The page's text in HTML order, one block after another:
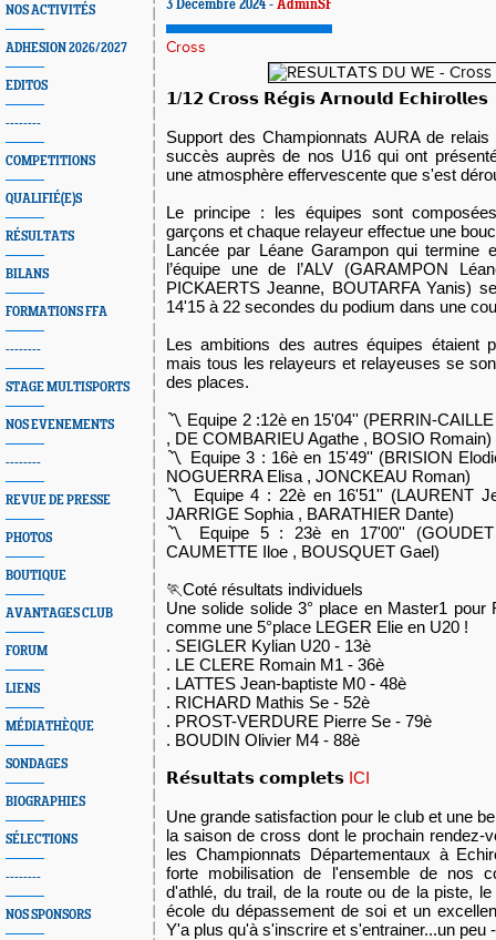
NOS ACTIVITÉS
ADHESION 2026/2027
EDITOS
--------
COMPETITIONS
QUALIFIÉ(E)S
RÉSULTATS
BILANS
FORMATIONS FFA
--------
STAGE MULTISPORTS
NOS EVENEMENTS
--------
REVUE DE PRESSE
PHOTOS
BOUTIQUE
AVANTAGES CLUB
FORUM
LIENS
MÉDIATHÈQUE
SONDAGES
BIOGRAPHIES
SÉLECTIONS
--------
NOS SPONSORS
3 Décembre 2024 - AdminSF
Cross
𝟭/𝟭𝟮 𝗖𝗿𝗼𝘀𝘀 𝗥𝗲́𝗴𝗶𝘀 𝗔𝗿𝗻𝗼𝘂𝗹𝗱 𝗘𝗰𝗵𝗶𝗿𝗼𝗹𝗹𝗲𝘀
Support des Championnats AURA de
succès auprès de nos U16 qui ont
une atmosphère effervescente que s'est
Le principe : les équipes sont
garçons et chaque relayeur effectue une
Lancée par Léane Garampon qui termine
l’équipe une de l’ALV (GARAMPON
PICKAERTS Jeanne, BOUTARFA Yanis)
14'15 à 22 secondes du podium dans une
Les ambitions des autres équipes étaient
mais tous les relayeurs et relayeuses se
des places.
〽️ Equipe 2 :12è en 15'04'' (PERRIN-
, DE COMBARIEU Agathe , BOSIO Romain)
〽️ Equipe 3 : 16è en 15'49'' (BRISION
NOGUERRA Elisa , JONCKEAU Roman)
〽️ Equipe 4 : 22è en 16'51'' (LAURENT
JARRIGE Sophia , BARATHIER Dante)
〽️ Equipe 5 : 23è en 17'00''
CAUMETTE Iloe , BOUSQUET Gael)
🏃Coté résultats individuels
Une solide solide 3° place en Master1 pour
comme une 5°place LEGER Elie en U20 !
. SEIGLER Kylian U20 - 13è
. LE CLERE Romain M1 - 36è
. LATTES Jean-baptiste M0 - 48è
. RICHARD Mathis Se - 52è
. PROST-VERDURE Pierre Se - 79è
. BOUDIN Olivier M4 - 88è
𝗥𝗲́𝘀𝘂𝗹𝘁𝗮𝘁𝘀 𝗰𝗼𝗺𝗽𝗹𝗲𝘁𝘀 ICI
Une grande satisfaction pour le club et une
la saison de cross dont le prochain rendez-
les Championnats Départementaux à
forte mobilisation de l'ensemble de nos
d'athlé, du trail, de la route ou de la piste,
école du dépassement de soi et un
Y'a plus qu'à s'inscrire et s'entrainer...un peu